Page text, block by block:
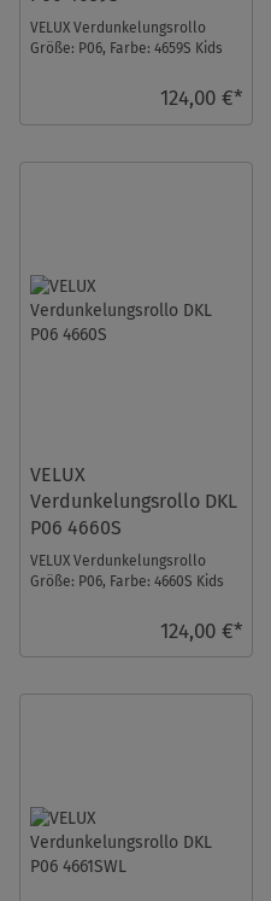
VELUX Verdunkelungsrollo
Größe: P06, Farbe: 4659S Kids
124,00 €*
VELUX
Verdunkelungsrollo DKL
P06 4660S
VELUX Verdunkelungsrollo
Größe: P06, Farbe: 4660S Kids
124,00 €*